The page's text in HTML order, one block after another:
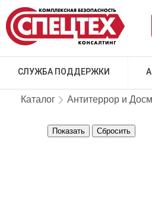
СЛУЖБА ПОДДЕРЖКИ
Каталог Антитеррор и
Показать Сбросить